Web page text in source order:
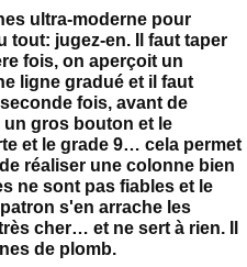
ultra-moderne pour
tout: jugez-en. Il faut taper
fois, on aperçoit un
ligne gradué et il faut
fois, avant de
un gros bouton et le
et le grade 9… cela permet
réaliser une colonne bien
ne sont pas fiables et le
s'en arrache les
cher… et ne sert à rien. Il
de plomb.